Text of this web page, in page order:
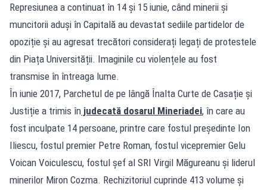
Represiunea a continuat în 14 și 15 iunie, când minerii și
muncitorii aduși în Capitală au devastat sediile partidelor de
opoziție și au agresat trecători considerați legați de protestele
din Piața Universității. Imaginile cu violențele au fost
transmise în întreaga lume.
În iunie 2017, Parchetul de pe lângă Înalta Curte de Casație și
Justiție a trimis în judecată dosarul Mineriadei, în care au
fost inculpate 14 persoane, printre care fostul președinte Ion
Iliescu, fostul premier Petre Roman, fostul vicepremier Gelu
Voican Voiculescu, fostul șef al SRI Virgil Măgureanu și liderul
minerilor Miron Cozma. Rechizitoriul cuprinde 413 volume și